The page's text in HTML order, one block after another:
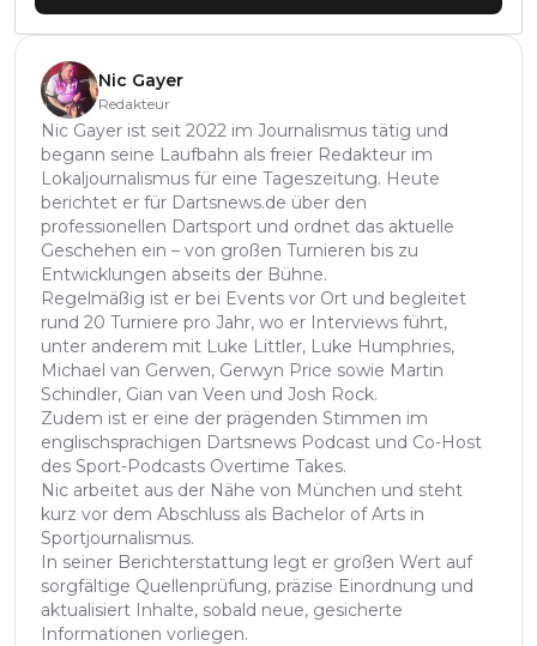
Nic Gayer
Redakteur
Nic Gayer ist seit 2022 im Journalismus tätig und
begann seine Laufbahn als freier Redakteur im
Lokaljournalismus für eine Tageszeitung. Heute
berichtet er für Dartsnews.de über den
professionellen Dartsport und ordnet das aktuelle
Geschehen ein – von großen Turnieren bis zu
Entwicklungen abseits der Bühne.
Regelmäßig ist er bei Events vor Ort und begleitet
rund 20 Turniere pro Jahr, wo er Interviews führt,
unter anderem mit Luke Littler, Luke Humphries,
Michael van Gerwen, Gerwyn Price sowie Martin
Schindler, Gian van Veen und Josh Rock.
Zudem ist er eine der prägenden Stimmen im
englischsprachigen Dartsnews Podcast und Co-Host
des Sport-Podcasts Overtime Takes.
Nic arbeitet aus der Nähe von München und steht
kurz vor dem Abschluss als Bachelor of Arts in
Sportjournalismus.
In seiner Berichterstattung legt er großen Wert auf
sorgfältige Quellenprüfung, präzise Einordnung und
aktualisiert Inhalte, sobald neue, gesicherte
Informationen vorliegen.